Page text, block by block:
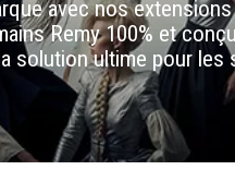
avec nos
Remy 100% et
solution ultime pour